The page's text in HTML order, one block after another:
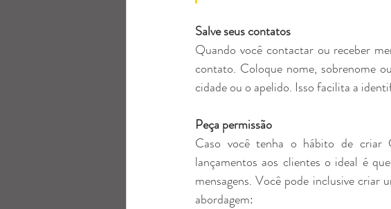
Salve seus contatos
Quando você contactar ou receber
contato. Coloque nome, sobrenome
cidade ou o apelido. Isso facilita a
Peça permissão
Caso você tenha o hábito de criar
lançamentos aos clientes o ideal é
mensagens. Você pode inclusive criar
abordagem: